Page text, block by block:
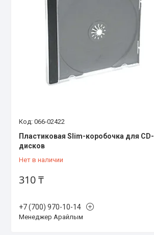
066-02422
Пластиковая Slim-коробочка для CD-
дисков
Нет в наличии
310 ₸
+7 (700) 970-10-14
Менеджер Арайлым